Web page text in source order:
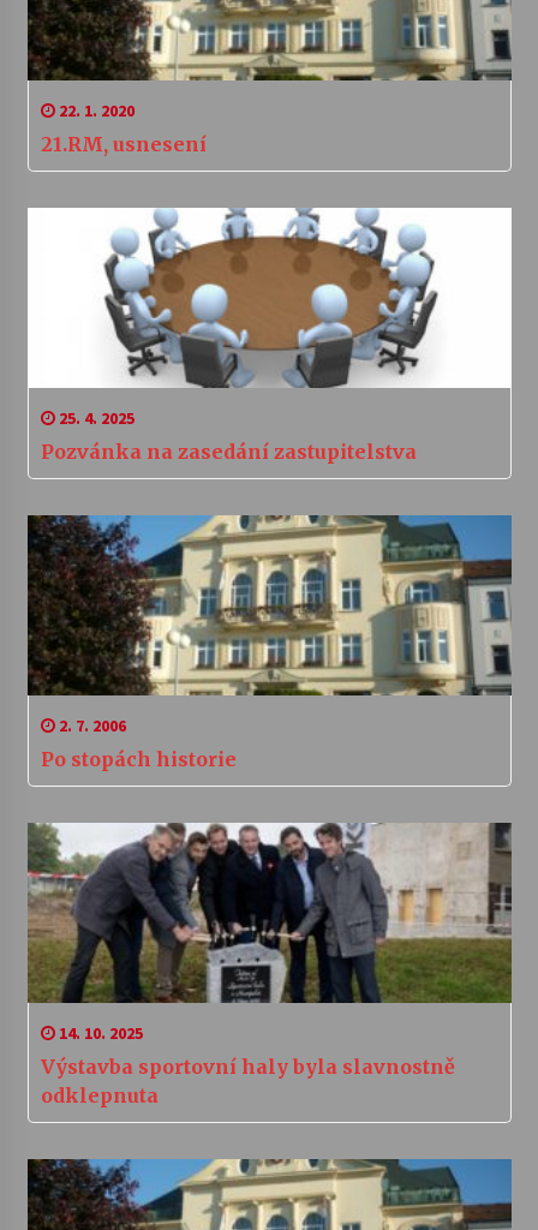
22. 1. 2020
21.RM, usnesení
25. 4. 2025
Pozvánka na zasedání zastupitelstva
2. 7. 2006
Po stopách historie
14. 10. 2025
Výstavba sportovní haly byla slavnostně
odklepnuta